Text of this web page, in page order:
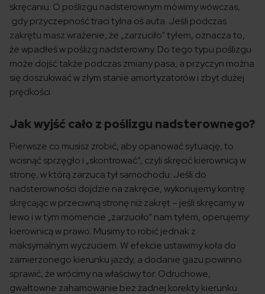
skręcaniu. O poślizgu nadsterownym mówimy wówczas,
gdy przyczepność traci tylna oś auta. Jeśli podczas
zakrętu masz wrażenie, że „zarzuciło” tyłem, oznacza to,
że wpadłeś w poślizg nadsterowny. Do tego typu poślizgu
może dojść także podczas zmiany pasa, a przyczyn można
się doszukiwać w złym stanie amortyzatorów i zbyt dużej
prędkości.
Jak wyjść cało z poślizgu nadsterownego?
Pierwsze co musisz zrobić, aby opanować sytuację, to
wcisnąć sprzęgło i „skontrować”, czyli skręcić kierownicą w
stronę, w którą zarzuca tył samochodu. Jeśli do
nadsterowności dojdzie na zakręcie, wykonujemy kontrę
skręcając w przeciwną stronę niż zakręt – jeśli skręcamy w
lewo i w tym momencie „zarzuciło” nam tyłem, operujemy
kierownicą w prawo. Musimy to robić jednak z
maksymalnym wyczuciem. W efekcie ustawimy koła do
zamierzonego kierunku jazdy, a dodanie gazu powinno
sprawić, że wrócimy na właściwy tor. Odruchowe,
gwałtowne zahamowanie bez żadnej korekty kierunku